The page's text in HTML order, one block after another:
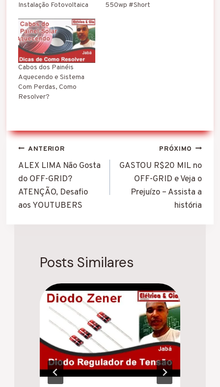
Instalação Fotovoltaica
550wp #Short
Cabos dos Painéis
Aquecendo e Sistema
Com Perdas, Como
Resolver?
Navegação
de
Post
ANTERIOR
ALEX LIMA Não Gosta
do OFF-GRID?
ATENÇÃO, Desafio
aos YOUTUBERS
PRÓXIMO
GASTOU R$20 MIL no
OFF-GRID e Veja o
Prejuízo – Assista a
história
Posts Similares